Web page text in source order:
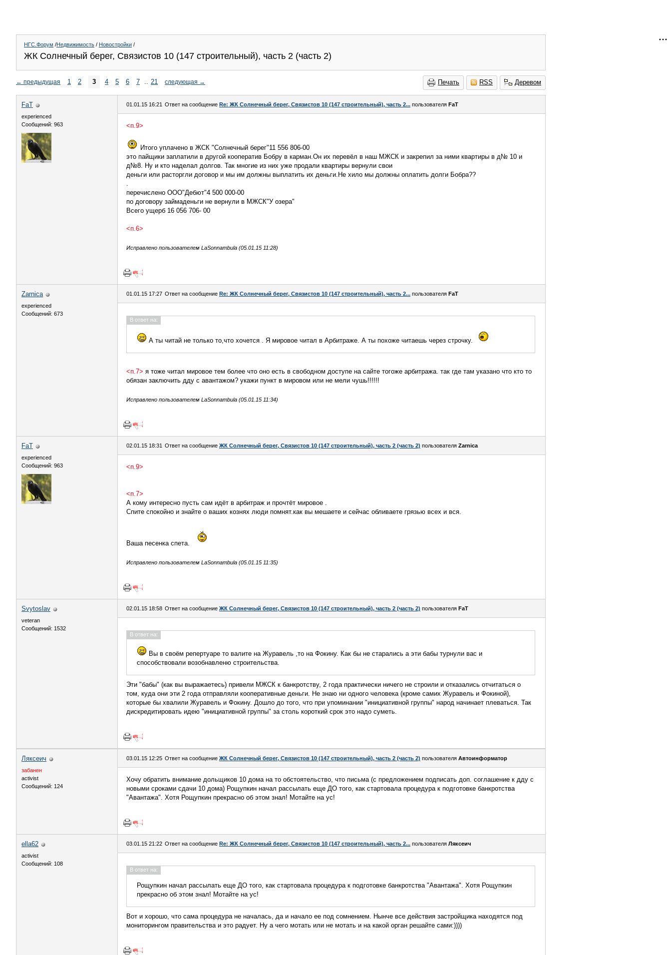
НГС.Форум /Недвижимость / Новостройки /
ЖК Солнечный берег, Связистов 10 (147 строительный), часть 2 (часть 2)
Печать RSS Деревом
← предыдущая 1 2 3 4 5 6 7 .. 21 следующая →
FaT
experienced
Сообщений: 963
01.01.15 16:21 Ответ на сообщение Re: ЖК Солнечный берег, Связистов 10 (147 строительный), часть 2... пользователя FaT
<п.9>
Итого уплачено в ЖСК "Солнечный берег"11 556 806-00
это пайщики заплатили в другой кооператив Бобру в карман.Он их перевёл в наш МЖСК и закрепил за ними квартиры в д№ 10 и
д№8. Ну и кто наделал долгов. Так многие из них уже продали квартиры вернули свои
деньги или расторгли договор и мы им должны выплатить их деньги.Не хило мы должны оплатить долги Бобра??
.
перечислено ООО"Дебют"4 500 000-00
по договору займаденьги не вернули в МЖСК"У озера"
Всего ущерб 16 056 706- 00
<п.6>
Исправлено пользователем LaSonnambula (05.01.15 11:28)
Zarnica
experienced
Сообщений: 673
01.01.15 17:27 Ответ на сообщение Re: ЖК Солнечный берег, Связистов 10 (147 строительный), часть 2... пользователя FaT
В ответ на:
А ты читай не только то,что хочется . Я мировое читал в Арбитраже. А ты похоже читаешь через строчку.
<п.7> я тоже читал мировое тем более что оно есть в свободном доступе на сайте тогоже арбитража. так где там указано что кто то
обязан заключить дду с авантажом? укажи пункт в мировом или не мели чушь!!!!!!
Исправлено пользователем LaSonnambula (05.01.15 11:34)
FaT
experienced
Сообщений: 963
02.01.15 18:31 Ответ на сообщение ЖК Солнечный берег, Связистов 10 (147 строительный), часть 2 (часть 2) пользователя Zarnica
<п.9>
<п.7>
А кому интересно пусть сам идёт в арбитраж и прочтёт мировое .
Спите спокойно и знайте о ваших кознях люди помнят.как вы мешаете и сейчас обливаете грязью всех и вся.
Ваша песенка спета.
Исправлено пользователем LaSonnambula (05.01.15 11:35)
Svytoslav
veteran
Сообщений: 1532
02.01.15 18:58 Ответ на сообщение ЖК Солнечный берег, Связистов 10 (147 строительный), часть 2 (часть 2) пользователя FaT
В ответ на:
Вы в своём репертуаре то валите на Журавель ,то на Фокину. Как бы не старались а эти бабы турнули вас и
способствовали возобнавленю строительства.
Эти "бабы" (как вы выражаетесь) привели МЖСК к банкротству, 2 года практически ничего не строили и отказались отчитаться о
том, куда они эти 2 года отправляли кооперативные деньги. Не знаю ни одного человека (кроме самих Журавель и Фокиной),
которые бы хвалили Журавель и Фокину. Дошло до того, что при упоминании "инициативной группы" народ начинает плеваться. Так
дискредитировать идею "инициативной группы" за столь короткий срок это надо суметь.
Ляксеич
забанен
activist
Сообщений: 124
03.01.15 12:25 Ответ на сообщение ЖК Солнечный берег, Связистов 10 (147 строительный), часть 2 (часть 2) пользователя Автоинформатор
Хочу обратить внимание дольщиков 10 дома на то обстоятельство, что письма (с предложением подписать доп. соглашение к дду с
новыми сроками сдачи 10 дома) Рощупкин начал рассылать еще ДО того, как стартовала процедура к подготовке банкротства
"Авантажа". Хотя Рощупкин прекрасно об этом знал! Мотайте на ус!
ella62
activist
Сообщений: 108
03.01.15 21:22 Ответ на сообщение Re: ЖК Солнечный берег, Связистов 10 (147 строительный), часть 2... пользователя Ляксеич
В ответ на:
Рощупкин начал рассылать еще ДО того, как стартовала процедура к подготовке банкротства "Авантажа". Хотя Рощупкин
прекрасно об этом знал! Мотайте на ус!
Вот и хорошо, что сама процедура не началась, да и начало ее под сомнением. Нынче все действия застройщика находятся под
мониторингом правительства и это радует. Ну а чего мотать или не мотать и на какой орган решайте сами:))))